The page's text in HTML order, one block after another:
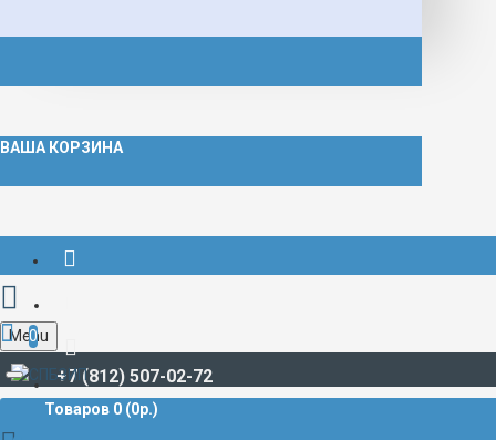
ВАША КОРЗИНА
+7 (812) 507-02-72
Menu
0
Товаров 0 (0р.)
РАДИОДЕТАЛИ И РАДИОЭЛЕКТРОННЫЕ КОМПОНЕНТЫ